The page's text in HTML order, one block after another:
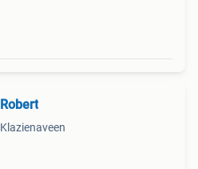
Robert
Klazienaveen